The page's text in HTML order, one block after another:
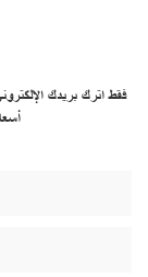
فقط اترك بريدك